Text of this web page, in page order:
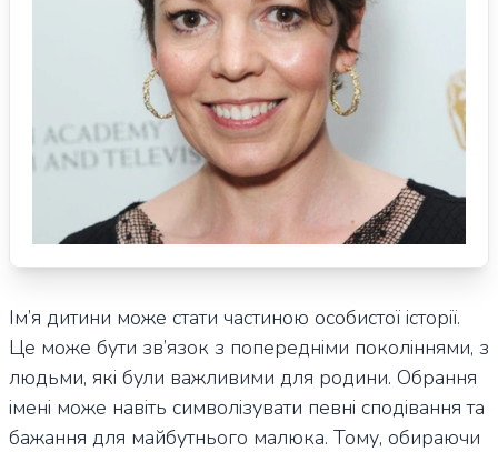
Ім’я дитини може стати частиною особистої історії.
Це може бути зв’язок з попередніми поколіннями, з
людьми, які були важливими для родини. Обрання
імені може навіть символізувати певні сподівання та
бажання для майбутнього малюка. Тому, обираючи